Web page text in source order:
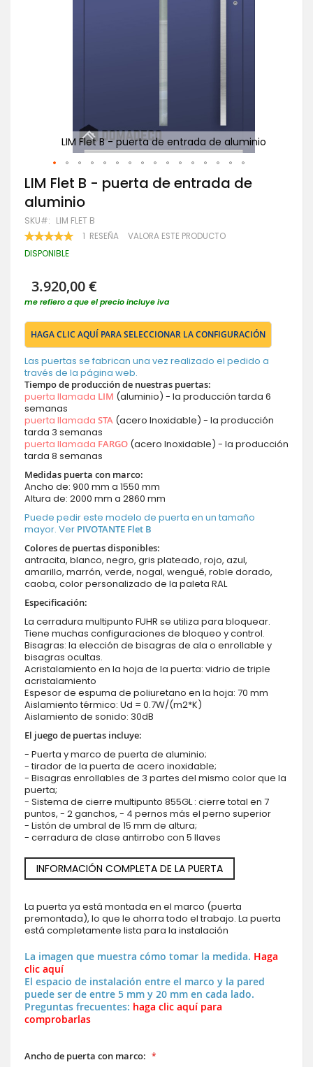
LIM Flet B - puerta de entrada de aluminio
Saltar
al
comienzo
de
la
galería
de
LIM Flet B - puerta de entrada de
aluminio
SKU LIM FLET B
VALORACIÓN:
100 100
1 RESEÑA VALORA ESTE PRODUCTO
DISPONIBLE
3.920,00 €
me refiero a que el precio incluye iva
HAGA CLIC AQUÍ PARA SELECCIONAR LA CONFIGURACIÓN
Las puertas se fabrican una vez realizado el pedido a
través de la página web.
Tiempo de producción de nuestras puertas:
puerta llamada LIM (aluminio) - la producción tarda 6
semanas
puerta llamada STA (acero Inoxidable) - la producción
tarda 3 semanas
puerta llamada FARGO (acero Inoxidable) - la producción
tarda 8 semanas
Medidas puerta con marco:
Ancho de: 900 mm a 1550 mm
Altura de: 2000 mm a 2860 mm
Puede pedir este modelo de puerta en un tamaño
mayor. Ver PIVOTANTE Flet B
Colores de puertas disponibles:
antracita, blanco, negro, gris plateado, rojo, azul,
amarillo, marrón, verde, nogal, wengué, roble dorado,
caoba, color personalizado de la paleta RAL
Especificación:
La cerradura multipunto FUHR se utiliza para bloquear.
Tiene muchas configuraciones de bloqueo y control.
Bisagras: la elección de bisagras de ala o enrollable y
bisagras ocultas.
Acristalamiento en la hoja de la puerta: vidrio de triple
acristalamiento
Espesor de espuma de poliuretano en la hoja: 70 mm
Aislamiento térmico: Ud = 0.7W/(m2*K)
Aislamiento de sonido: 30dB
El juego de puertas incluye:
- Puerta y marco de puerta de aluminio;
- tirador de la puerta de acero inoxidable;
- Bisagras enrollables de 3 partes del mismo color que la
puerta;
- Sistema de cierre multipunto 855GL : cierre total en 7
puntos, - 2 ganchos, - 4 pernos más el perno superior
- Listón de umbral de 15 mm de altura;
- cerradura de clase antirrobo con 5 llaves
INFORMACIÓN COMPLETA DE LA PUERTA
La puerta ya está montada en el marco (puerta
premontada), lo que le ahorra todo el trabajo. La puerta
está completamente lista para la instalación
La imagen que muestra cómo tomar la medida. Haga
clic aquí
El espacio de instalación entre el marco y la pared
puede ser de entre 5 mm y 20 mm en cada lado.
Preguntas frecuentes: haga clic aquí para
comprobarlas
Ancho de puerta con marco: